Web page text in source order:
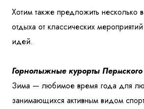
Хотим также предложить несколько
отдыха от классических
идей.
Горнолыжные курорты
Зима — любимое время года для
занимающихся активным видом